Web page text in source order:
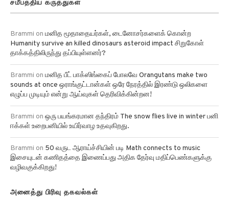
சமீபத்திய கருத்துகள்
Brammi on மனித மூதாதையர்கள், டைனோசர்களைக் கொன்ற
Humanity survive an killed dinosaurs asteroid impact சிறுகோள்
தாக்கத்திலிருந்து தப்பியுள்ளனர்?
Brammi on மனித பீட் பாக்ஸிங்கைப் போலவே Orangutans make two
sounds at once ஒராங்குட்டான்கள் ஒரே நேரத்தில் இரண்டு ஒலிகளை
எழுப்ப முடியும் என்று ஆய்வுகள் தெரிவிக்கின்றன!
Brammi on ஒரு பயங்கரமான தந்திரம் The snow flies live in winter பனி
ஈக்கள் உறைபனியில் உயிர்வாழ உதவுகிறது.
Brammi on 50 வருட ஆராய்ச்சியின் படி Math connects to music
இசையுடன் கணிதத்தை இணைப்பது அதிக தேர்வு மதிப்பெண்களுக்கு
வழிவகுக்கிறது!
அனைத்து பிரிவு தகவல்கள்